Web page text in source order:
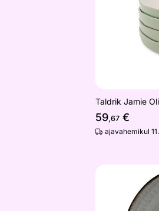
Taldrik Jamie
59,67 €
ajavahemikul
Taldrik Ø 27